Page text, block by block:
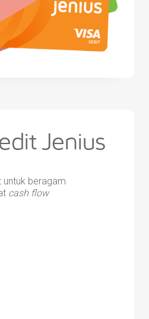
Jenius
untuk beragam
cash flow